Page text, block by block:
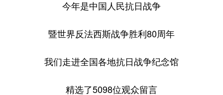
今年是中国人民抗日战争
暨世界反法西斯战争胜利80周年
我们走进全国各地抗日战争纪念馆
精选了5098位观众留言